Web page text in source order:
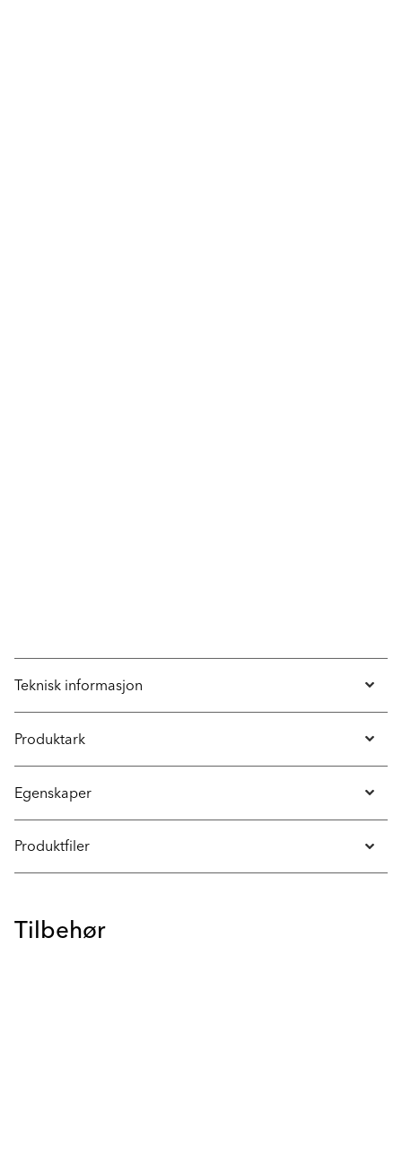
Teknisk informasjon
Produktark
Egenskaper
Produktfiler
Tilbehør